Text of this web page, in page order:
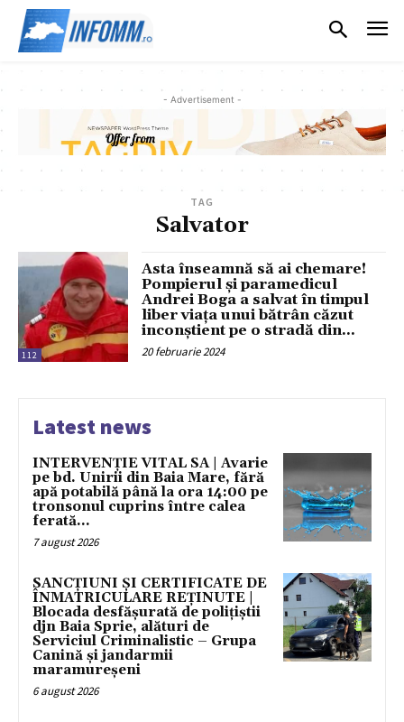
- Advertisement -
TAG
Salvator
112
Asta înseamnă să ai chemare!
Pompierul și paramedicul
Andrei Boga a salvat în timpul
liber viața unui bătrân căzut
inconștient pe o stradă din...
20 februarie 2024
Latest news
INTERVENȚIE VITAL SA | Avarie
pe bd. Unirii din Baia Mare, fără
apă potabilă până la ora 14:00 pe
tronsonul cuprins între calea
ferată...
7 august 2026
SANCȚIUNI ȘI CERTIFICATE DE
ÎNMATRICULARE REȚINUTE |
Blocada desfășurată de polițiștii
djn Baia Sprie, alături de
Serviciul Criminalistic – Grupa
Canină și jandarmii
maramureșeni
6 august 2026